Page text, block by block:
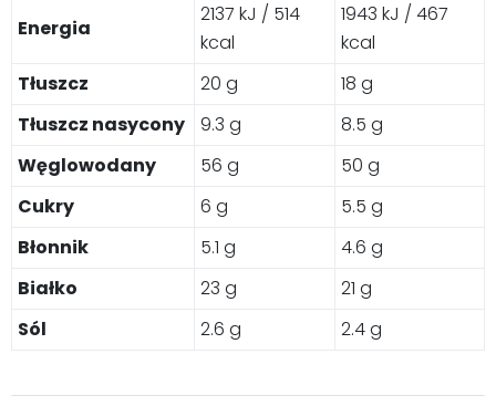
Energia
2137 kJ / 514
kcal
1943 kJ / 467
kcal
Tłuszcz
20 g
18 g
Tłuszcz nasycony
9.3 g
8.5 g
Węglowodany
56 g
50 g
Cukry
6 g
5.5 g
Błonnik
5.1 g
4.6 g
Białko
23 g
21 g
Sól
2.6 g 2.4 g